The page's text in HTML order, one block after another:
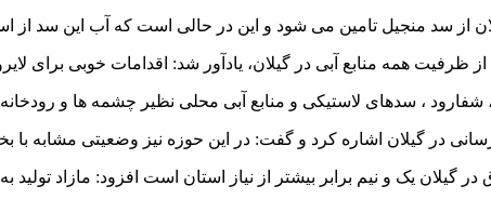
از سد منجیل تامین می شود و این در حالی است که آب این سد از
ظرفیت همه منابع آبی در گیلان، یادآور شد: اقدامات خوبی برای
شفارود ، سدهای لاستیکی و منابع آبی محلی نظیر چشمه ها و
در گیلان اشاره کرد و گفت: در این حوزه نیز وضعیتی مشابه
در گیلان یک و نیم برابر بیشتر از نیاز استان است افزود: مازاد